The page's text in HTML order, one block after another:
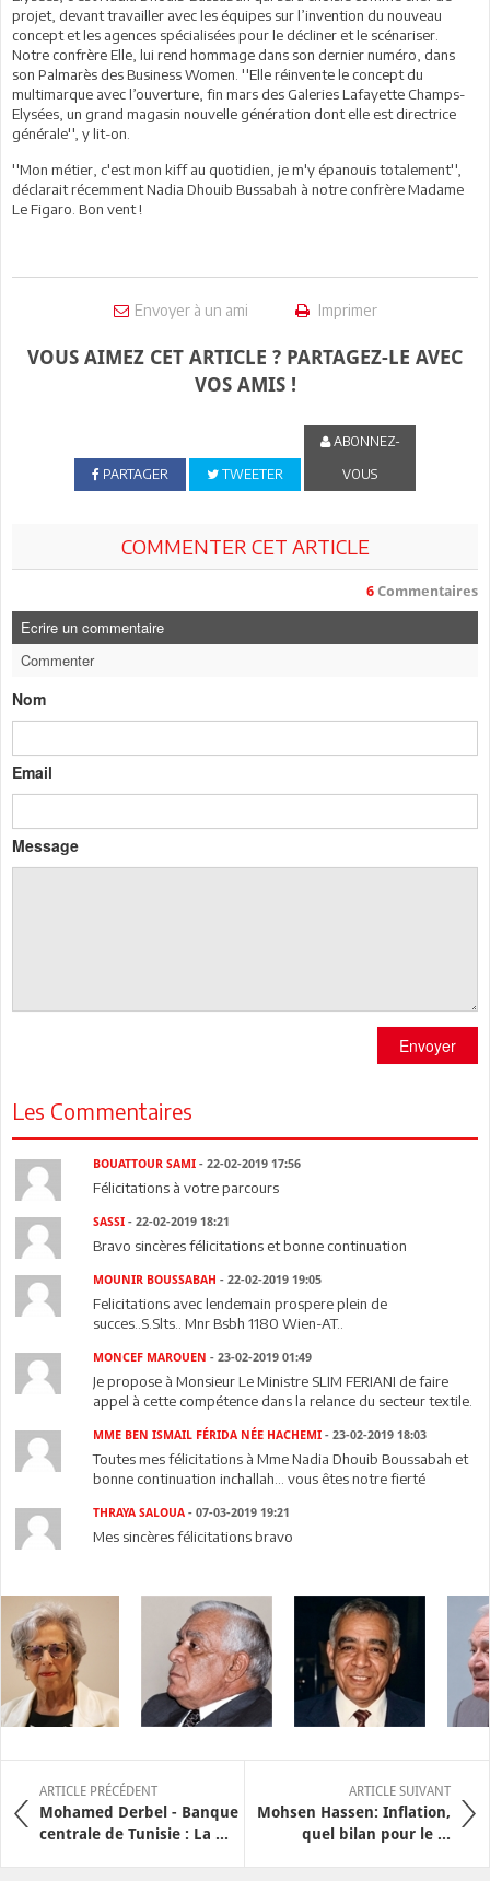
projet, devant travailler avec les équipes sur l’invention du nouveau
concept et les agences spécialisées pour le décliner et le scénariser.
Notre confrère Elle, lui rend hommage dans son dernier numéro, dans
son Palmarès des Business Women. ''Elle réinvente le concept du
multimarque avec l’ouverture, fin mars des Galeries Lafayette Champs-
Elysées, un grand magasin nouvelle génération dont elle est directrice
générale'', y lit-on.
''Mon métier, c'est mon kiff au quotidien, je m'y épanouis totalement'',
déclarait récemment Nadia Dhouib Bussabah à notre confrère Madame
Le Figaro. Bon vent !
Envoyer à un ami Imprimer
VOUS AIMEZ CET ARTICLE ? PARTAGEZ-LE AVEC
VOS AMIS !
PARTAGER TWEETER
ABONNEZ-
VOUS
COMMENTER CET ARTICLE
6 Commentaires
Ecrire un commentaire
Commenter
Nom
Email
Message
Envoyer
Les Commentaires
BOUATTOUR SAMI - 22-02-2019 17:56
Félicitations à votre parcours
SASSI - 22-02-2019 18:21
Bravo sincères félicitations et bonne continuation
MOUNIR BOUSSABAH - 22-02-2019 19:05
Felicitations avec lendemain prospere plein de
succes..S.Slts.. Mnr Bsbh 1180 Wien-AT..
MONCEF MAROUEN- 23-02-2019 01:49
Je propose à Monsieur Le Ministre SLIM FERIANI de faire
appel à cette compétence dans la relance du secteur textile.
MME BEN ISMAIL FÉRIDA NÉE HACHEMI - 23-02-2019 18:03
Toutes mes félicitations à Mme Nadia Dhouib Boussabah et
bonne continuation inchallah... vous êtes notre fierté
THRAYA SALOUA - 07-03-2019 19:21
Mes sincères félicitations bravo
ARTICLE PRÉCÉDENT
Mohamed Derbel - Banque
centrale de Tunisie : La ...
ARTICLE SUIVANT
Mohsen Hassen: Inflation,
quel bilan pour le ...